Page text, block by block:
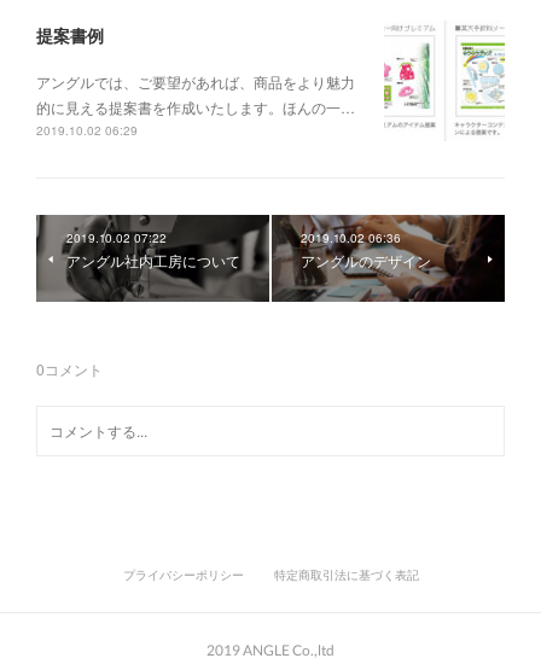
提案書例
アングルでは、ご要望があれば、商品をより魅力
的に見える提案書を作成いたします。ほんの一…
2019.10.02 06:29
2019.10.02 07:22
アングル社内工房について
2019.10.02 06:36
アングルのデザイン
0コメント
プライバシーポリシー 特定商取引法に基づく表記
2019 ANGLE Co.,ltd